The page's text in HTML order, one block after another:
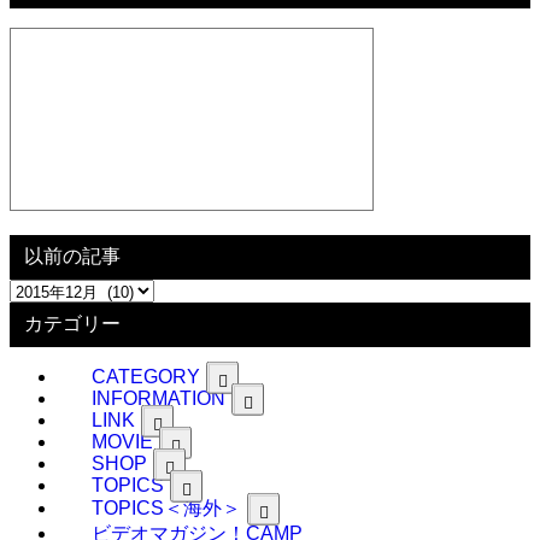
以前の記事
以
前カテゴリー
CATEGORY
INFORMATION
LINK
MOVIE
SHOP
TOPICS
TOPICS＜海外＞
ビデオマガジン！CAMP